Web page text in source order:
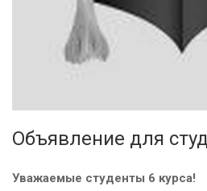
Объявление для
Уважаемые студенты 6 курса!